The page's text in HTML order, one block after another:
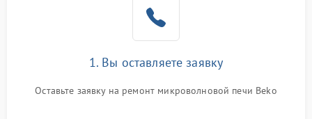
2200 ₽
Не работают сенсорные1. Вы оставляете заявку
Оставьте заявку на ремонт микроволновой печи Beko